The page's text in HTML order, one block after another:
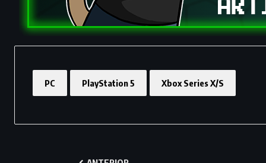
PC PlayStation 5 Xbox Series X/S